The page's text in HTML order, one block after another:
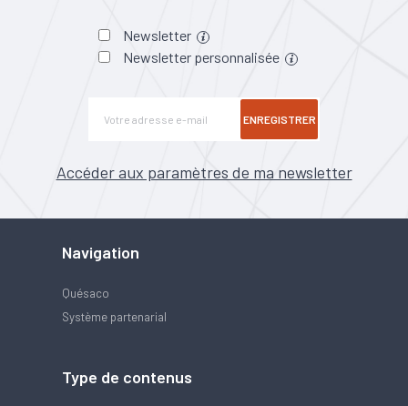
Newsletter
Newsletter personnalisée
ENREGISTRER
Accéder aux paramètres de ma newsletter
Navigation
Quésaco
Système partenarial
Type de contenus